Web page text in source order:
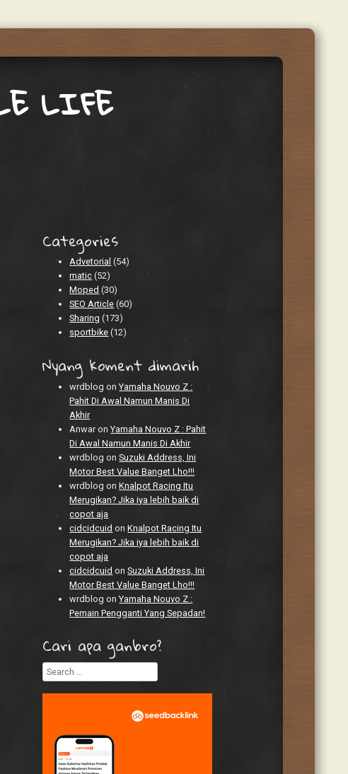
LIFE
Categories
Advetorial (54)
matic (52)
Moped (30)
SEO Article (60)
Sharing (173)
sportbike (12)
Nyang koment dimarih
wrdblog onYamaha Nouvo Z :
Pahit Di Awal Namun Manis Di
Akhir
Anwar onYamaha Nouvo Z : Pahit
Di Awal Namun Manis Di Akhir
wrdblog onSuzuki Address, Ini
Motor Best Value Banget Lho!!!
wrdblog onKnalpot Racing Itu
Merugikan? Jika iya lebih baik di
copot aja
cidcidcuid onKnalpot Racing Itu
Merugikan? Jika iya lebih baik di
copot aja
cidcidcuid onSuzuki Address, Ini
Motor Best Value Banget Lho!!!
wrdblog onYamaha Nouvo Z :
Pemain Pengganti Yang Sepadan!
Cari apa ganbro?
Search